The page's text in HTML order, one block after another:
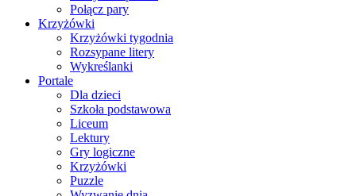
Połącz pary
Krzyżówki
Krzyżówki tygodnia
Rozsypane litery
Wykreślanki
Portale
Dla dzieci
Szkoła podstawowa
Liceum
Lektury
Gry logiczne
Krzyżówki
Puzzle